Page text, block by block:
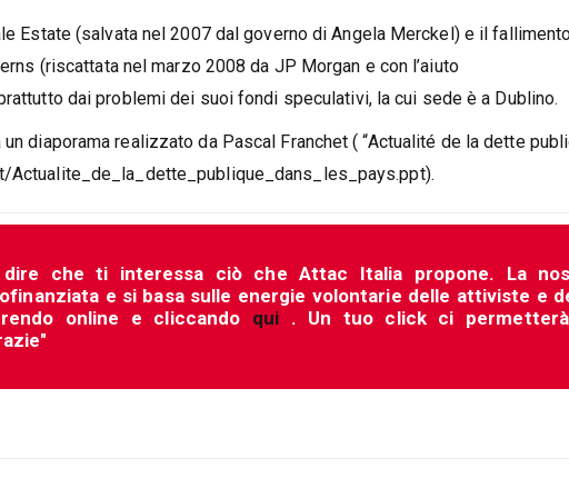
Estate (salvata nel 2007 dal governo di Angela Merckel) e il
(riscattata nel marzo 2008 da JP Morgan e con l’aiuto
dai problemi dei suoi fondi speculativi, la cui sede è a Dublino.
diaporama realizzato da Pascal Franchet ( “Actualité de la dette
Actualite_de_la_dette_publique_dans_les_pays.ppt).
che ti interessa ciò che Attac Italia propone. La
e si basa sulle energie volontarie delle attiviste e
online e cliccando qui . Un tuo click ci